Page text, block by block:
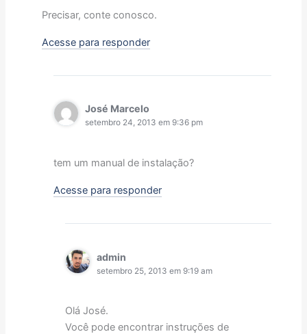
Precisar, conte conosco.
Acesse para responder
José Marcelo
setembro 24, 2013 em 9:36 pm
tem um manual de instalação?
Acesse para responder
admin
setembro 25, 2013 em 9:19 am
Olá José.
Você pode encontrar instruções de